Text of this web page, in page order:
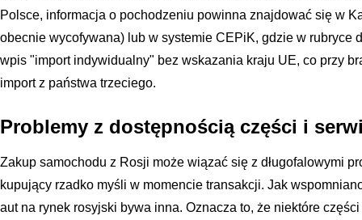
Polsce, informacja o pochodzeniu powinna znajdować się w
obecnie wycofywana) lub w systemie CEPiK, gdzie w rubryce
wpis "import indywidualny" bez wskazania kraju UE, co przy
import z państwa trzeciego.
Problemy z dostępnością części i
Zakup samochodu z Rosji może wiązać się z długofalowymi
kupujący rzadko myśli w momencie transakcji. Jak
aut na rynek rosyjski bywa inna. Oznacza to, że niektóre